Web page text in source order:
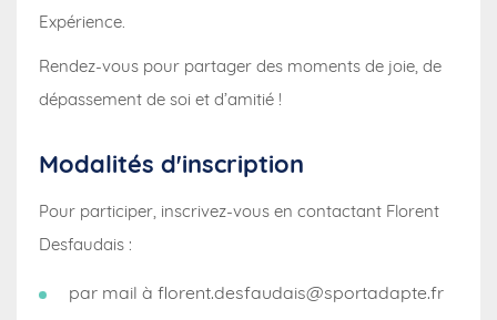
Expérience.
Rendez-vous pour partager des moments de joie, de
dépassement de soi et d’amitié !
Modalités d'inscription
Pour participer, inscrivez-vous en contactant Florent
Desfaudais :
par mail à florent.desfaudais@sportadapte.fr